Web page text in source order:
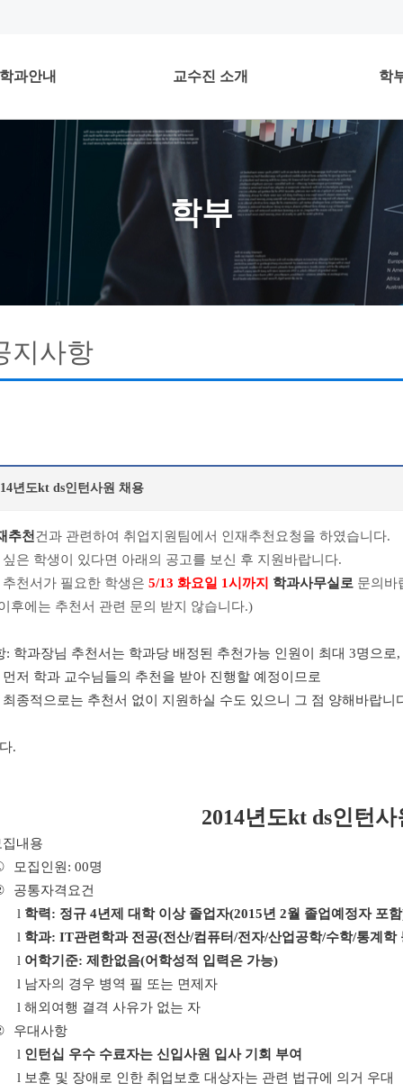
과안내 교수진 소개 학
학부
지사항
년도kt ds인턴사원 채용
추천 건과 관련하여 취업지원팀에서 인재추천요청을 하였습니다.
은 학생이 있다면 아래의 공고를 보신 후 지원바랍니다.
천서가 필요한 학생은 5/13 화요일 1시까지 학과사무실로 문의바
후에는 추천서 관련 문의 받지 않습니다.)
: 학과장님 추천서는 학과당 배정된 추천가능 인원이 최대 3명으로,
교수님들의 추천을 받아 진행할 예정이므로
로는 추천서 없이 지원하실 수도 있으니 그 점 양해바랍니
.
2014년도kt ds인턴사
내용
모집인원 : 00명
공통자격요건
l 학력 : 정규 4년제 대학 이상 졸업자(2015년 2월 졸업예정자 포함
l 학과: IT관련학과 전공(전산/컴퓨터/전자/산업공학/수학/통계학
l 어학기준: 제한없음(어학성적 입력은 가능)
l 남자의 경우 병역 필 또는 면제자
l 해외여행 결격 사유가 없는 자
우대사항
l 인턴십 우수 수료자는 신입사원 입사 기회 부여
l 보훈 및 장애로 인한 취업보호 대상자는 관련 법규에 의거 우대